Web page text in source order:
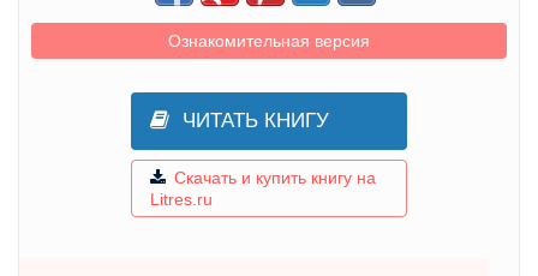
Ознакомительная версия
ЧИТАТЬ КНИГУ
Скачать и купить книгу на
Litres.ru